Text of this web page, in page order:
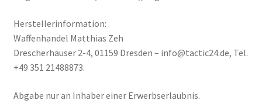
Herstellerinformation:
Waffenhandel Matthias Zeh
Drescherhäuser 2-4, 01159 Dresden – info@tactic24.de, Tel.
+49 351 21488873.
Abgabe nur an Inhaber einer Erwerbserlaubnis.